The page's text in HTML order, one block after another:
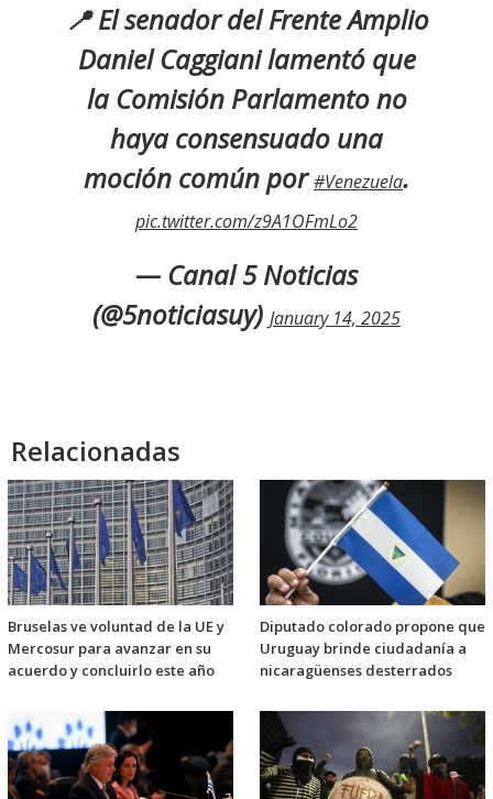
📍 El senador del Frente Amplio
Daniel Caggiani lamentó que
la Comisión Parlamento no
haya consensuado una
moción común por#Venezuela.
pic.twitter.com/z9A1OFmLo2
— Canal 5 Noticias
(@5noticiasuy) January 14, 2025
Relacionadas
Bruselas ve voluntad de la UE y
Mercosur para avanzar en su
acuerdo y concluirlo este año
Diputado colorado propone que
Uruguay brinde ciudadanía a
nicaragüenses desterrados